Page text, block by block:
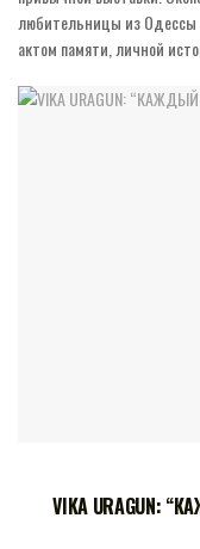
любительницы из Одессы
актом памяти, личной
VIKA URAGUN: